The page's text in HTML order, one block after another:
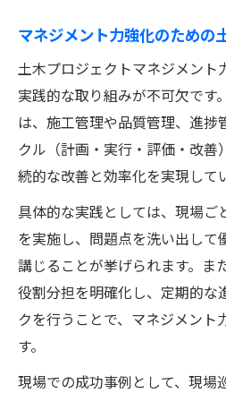
マネジメント力強化のための
土木プロジェクトマネジメント
実践的な取り組みが不可欠です
は、施工管理や品質管理、進捗
クル（計画・実行・評価・改善
続的な改善と効率化を実現して
具体的な実践としては、現場ご
を実施し、問題点を洗い出して
講じることが挙げられます。ま
役割分担を明確化し、定期的な
クを行うことで、マネジメント
す。
現場での成功事例として、現場